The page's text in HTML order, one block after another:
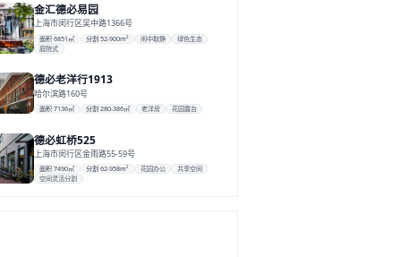
金汇德必易园
上海市闵行区吴中路1366号
面积 6851㎡ 分割 52-900m² 闹中取静
绿色生态
庭院式
德必老洋行1913
哈尔滨路160号
面积 7136㎡ 分割 280-386㎡ 老洋房 花园露台
德必虹桥525
上海市闵行区金雨路55-59号
面积 7490㎡ 分割 62-958m² 花园办公
共享空间
空间灵活分割